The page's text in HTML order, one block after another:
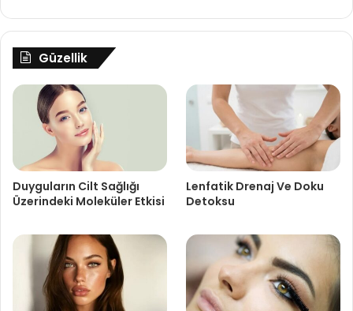
Güzellik
Duyguların Cilt Sağlığı
Üzerindeki Moleküler Etkisi
Lenfatik Drenaj Ve Doku
Detoksu